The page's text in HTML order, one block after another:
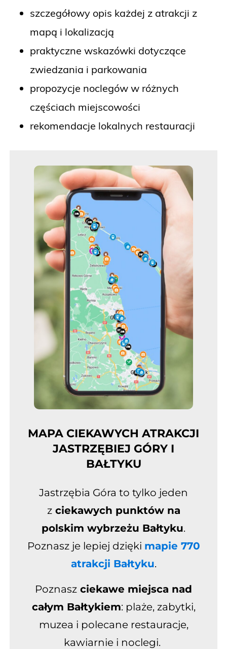
szczegółowy opis każdej z atrakcji z
mapą i lokalizacją
praktyczne wskazówki dotyczące
zwiedzania i parkowania
propozycje noclegów w różnych
częściach miejscowości
rekomendacje lokalnych restauracji
MAPA CIEKAWYCH ATRAKCJI
JASTRZĘBIEJ GÓRY I
BAŁTYKU
Jastrzębia Góra to tylko jeden
zciekawych punktów na
polskim wybrzeżu Bałtyku.
Poznasz je lepiej dzięki mapie 770
atrakcji Bałtyku.
Poznasz ciekawe miejsca nad
całym Bałtykiem: plaże, zabytki,
muzea i polecane restauracje,
kawiarnie i noclegi.